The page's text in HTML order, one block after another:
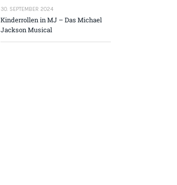
30. SEPTEMBER 2024
Kinderrollen in MJ – Das Michael
Jackson Musical